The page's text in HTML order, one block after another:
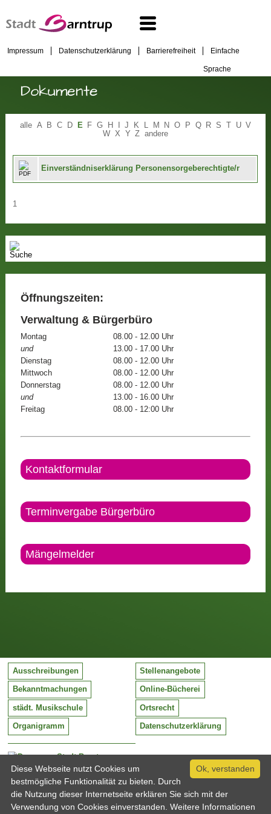
Impressum Datenschutzerklärung Barrierefreiheit Einfache
Sprache
Dokumente
alle A B C D E F G H J K L M N O P Q R S U V
W X Y Z andere
Einverständniserklärung Personensorgeberechtigte/r
1
Öffnungszeiten:
Verwaltung & Bürgerbüro
Montag
08.00 - 12.00 Uhr
und
13.00 - 17.00 Uhr
Dienstag
08.00 - 12.00 Uhr
Mittwoch
08.00 - 12.00 Uhr
Donnerstag
08.00 - 12.00 Uhr
und
13.00 - 16.00 Uhr
Freitag
08.00 - 12:00 Uhr
Kontaktformular
Terminvergabe Bürgerbüro
Mängelmelder
Stadt Barntrup
Mittelstraße 38
32683 Barntrup
Tel:
Email:
05263 / 409-0
info@barntrup.de
Ausschreibungen Stellenangebote
Bekanntmachungen Online-Bücherei
städt. Musikschule Ortsrecht
Organigramm Datenschutzerklärung
Ok, verstanden
Diese Webseite nutzt Cookies um
bestmögliche Funktionalität zu bieten. Durch
die Nutzung dieser Internetseite erklären Sie sich mit der
Verwendung von Cookies einverstanden. Weitere Informationen